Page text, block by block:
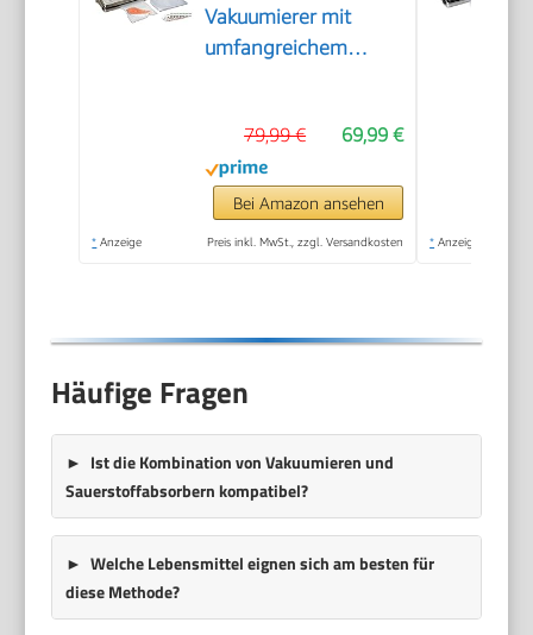
Vakuumierer mit
umfangreichem
Profi-Folienbeutel
und 2 Profi-
Folienrollen
69,99 €
79,99 €
Bei Amazon ansehen
* Anzeige Preis inkl. MwSt., zzgl. Versandkosten * Anzeige
Häufige Fragen
Ist die Kombination von Vakuumieren und
Sauerstoffabsorbern kompatibel?
Welche Lebensmittel eignen sich am besten für
diese Methode?